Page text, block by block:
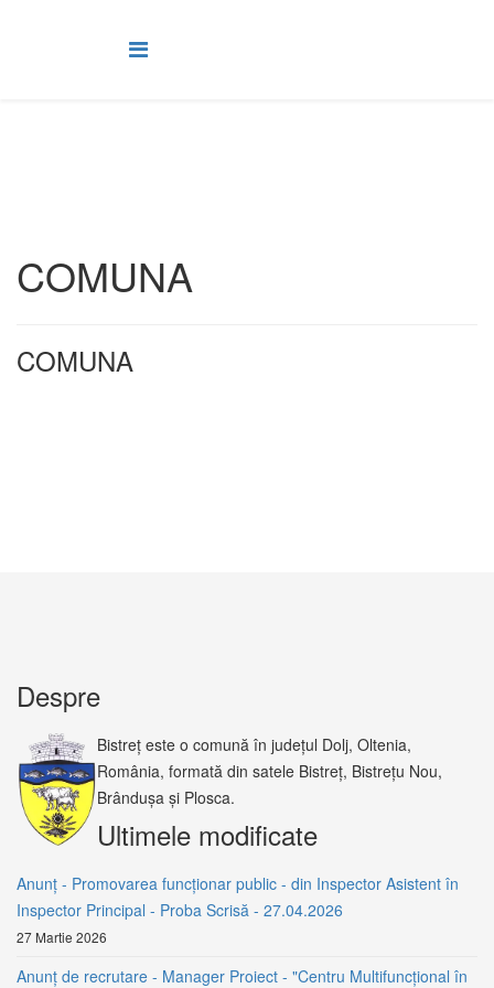
COMUNA
COMUNA
Despre
Bistreț este o comună în județul Dolj, Oltenia,
România, formată din satele Bistreț, Bistrețu Nou,
Brândușa și Plosca.
Ultimele modificate
Anunț - Promovarea funcționar public - din Inspector Asistent în
Inspector Principal - Proba Scrisă - 27.04.2026
27 Martie 2026
Anunț de recrutare - Manager Proiect - "Centru Multifuncțional în